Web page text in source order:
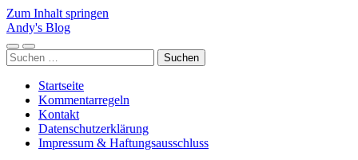
Zum Inhalt springen
Andy's Blog
Mobile-
Menü
Suchfeld
ein-/ausblenden
Suchen
nach:
Startseite
Kommentarregeln
Kontakt
Datenschutzerklärung
Impressum & Haftungsausschluss